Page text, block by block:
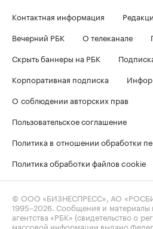
Контактная информация
Вечерний РБК
О телеканале
Скрыть баннеры на РБК
Корпоративная подписка
О соблюдении авторских прав
Пользовательское соглашение
Политика в отношении обработки
Политика обработки файлов cookie
© ООО «БИЗНЕСПРЕСС», АО
1995–2026. Сообщения и
агентства «РБК» (свидетельство о
массовой информации выдано